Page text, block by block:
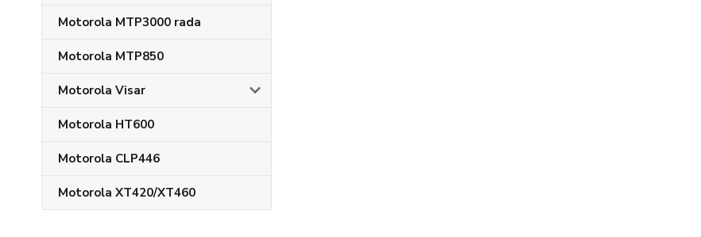
Motorola MTP3000 rada
Motorola MTP850
Motorola Visar
Motorola HT600
Motorola CLP446
Motorola XT420/XT460